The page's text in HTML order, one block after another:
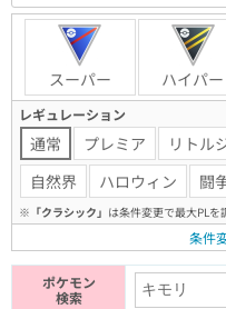
スーパー ハイパー
レギュレーション
通常 プレミア リトル
自然界
ハロウィン 闘
※ 「クラシック」 は条件変更で最大PLを
条件
ポケモン
検索